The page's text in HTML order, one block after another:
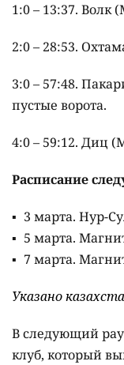
1:0 – 13:37. Волк
2:0 – 28:53.
3:0 – 57:48.
пустые ворота.
4:0 – 59:12. Диц
Расписание
3 марта. Нур-
5 марта.
7 марта.
Указано
В следующий
клуб, который